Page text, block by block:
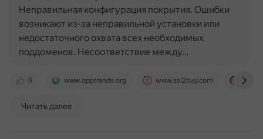
0 www.opptrends.org www.ssl2buy.com
Неправильная конфигурация покрытия. Ошибки
возникают из-за неправильной установки или
недостаточного охвата всех необходимых
поддоменов. Несоответствие между…
Читать далее